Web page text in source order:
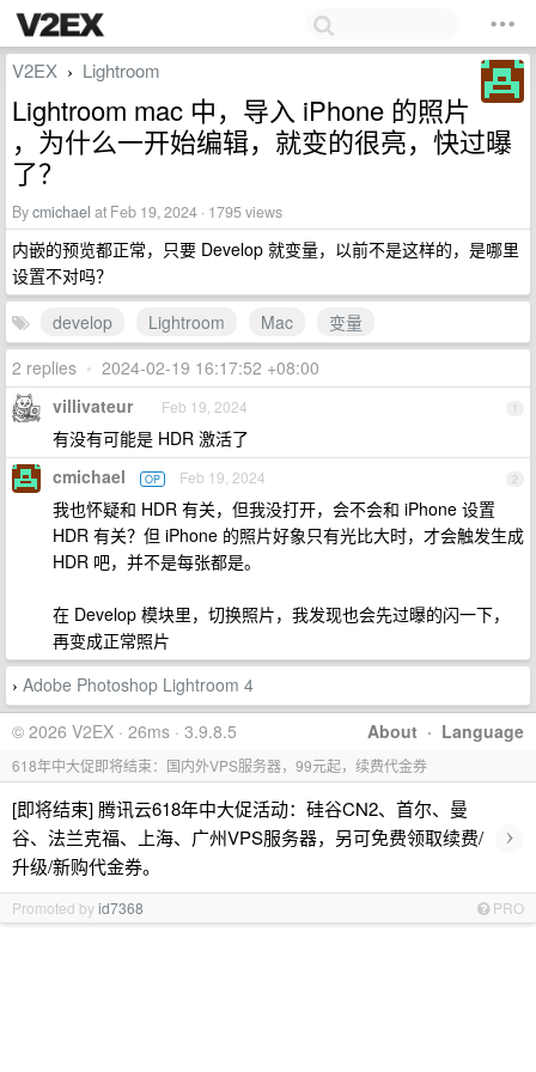
V2EX › Lightroom
Lightroom mac 中，导入 iPhone 的照片
，为什么一开始编辑，就变的很亮，快过曝
了？
Bycmichael at Feb 19, 2024 · 1795 views
内嵌的预览都正常，只要 Develop 就变量，以前不是这样的，是哪里
设置不对吗？
develop
Lightroom Mac
变量
2 replies • 2024-02-19 16:17:52 +08:00
1
villivateur Feb 19, 2024
有没有可能是 HDR 激活了
2
cmichael OP Feb 19, 2024
我也怀疑和 HDR 有关，但我没打开，会不会和 iPhone 设置
HDR 有关？但 iPhone 的照片好象只有光比大时，才会触发生成
HDR 吧，并不是每张都是。
在 Develop 模块里，切换照片，我发现也会先过曝的闪一下，
再变成正常照片
› Adobe Photoshop Lightroom 4
About · Language
© 2026 V2EX · 26ms · 3.9.8.5
618年中大促即将结束：国内外VPS服务器，99元起，续费代金券
[即将结束] 腾讯云618年中大促活动：硅谷CN2、首尔、曼
谷、法兰克福、上海、广州VPS服务器，另可免费领取续费/
升级/新购代金券。
›
Promoted byid7368 PRO